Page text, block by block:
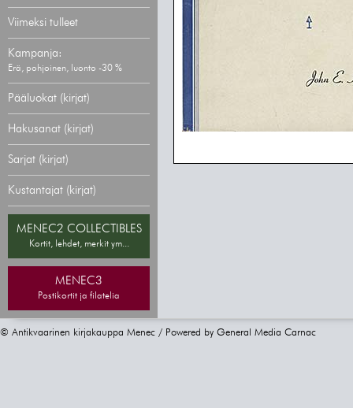
Viimeksi tulleet
Kampanja:
Erä, pohjoinen, luonto -30 %
Pääluokat (kirjat)
Hakusanat (kirjat)
Sarjat (kirjat)
Kustantajat (kirjat)
MENEC2 COLLECTIBLES
Kortit, lehdet, merkit ym...
MENEC3
Postikortit ja filatelia
© Antikvaarinen kirjakauppa Menec / Powered by General Media Carnac